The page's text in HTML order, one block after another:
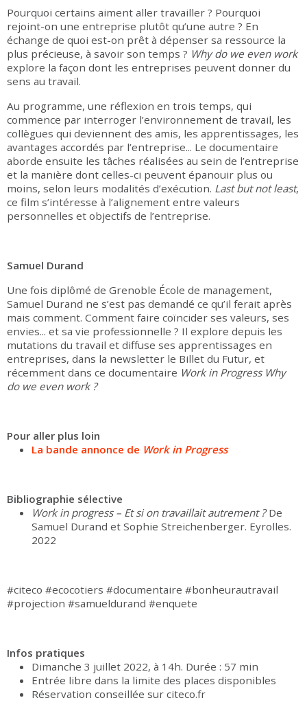
Pourquoi certains aiment aller travailler ? Pourquoi
rejoint-on une entreprise plutôt qu’une autre ? En
échange de quoi est-on prêt à dépenser sa ressource la
plus précieuse, à savoir son temps ? Why do we even work
explore la façon dont les entreprises peuvent donner du
sens au travail.
Au programme, une réflexion en trois temps, qui
commence par interroger l’environnement de travail, les
collègues qui deviennent des amis, les apprentissages, les
avantages accordés par l’entreprise... Le documentaire
aborde ensuite les tâches réalisées au sein de l’entreprise
et la manière dont celles-ci peuvent épanouir plus ou
moins, selon leurs modalités d’exécution. Last but not least,
ce film s’intéresse à l’alignement entre valeurs
personnelles et objectifs de l’entreprise.
Samuel Durand
Une fois diplômé de Grenoble École de management,
Samuel Durand ne s’est pas demandé ce qu’il ferait après
mais comment. Comment faire coïncider ses valeurs, ses
envies... et sa vie professionnelle ? Il explore depuis les
mutations du travail et diffuse ses apprentissages en
entreprises, dans la newsletter le Billet du Futur, et
récemment dans ce documentaire Work in Progress Why
do we even work ?
Pour aller plus loin
La bande annonce de Work in Progress
Bibliographie sélective
Work in progress – Et si on travaillait autrement ?De
Samuel Durand et Sophie Streichenberger. Eyrolles.
2022
#citeco #ecocotiers #documentaire #bonheurautravail
#projection #samueldurand #enquete
Infos pratiques
Dimanche 3 juillet 2022, à 14h. Durée : 57 min
Entrée libre dans la limite des places disponibles
Réservation conseillée sur citeco.fr